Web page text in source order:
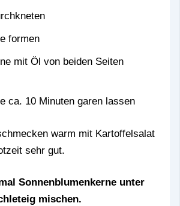
formen
mit Öl von beiden Seiten
ca. 10 Minuten garen lassen
warm mit Kartoffelsalat
sehr gut.
Sonnenblumenkerne unter
mischen.